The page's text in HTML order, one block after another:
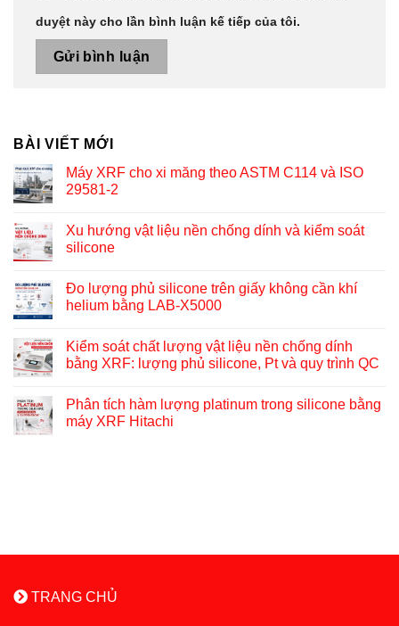
duyệt này cho lần bình luận kế tiếp của tôi.
BÀI VIẾT MỚI
Máy XRF cho xi măng theo ASTM C114 và ISO
29581-2
Xu hướng vật liệu nền chống dính và kiểm soát
silicone
Đo lượng phủ silicone trên giấy không cần khí
helium bằng LAB-X5000
Kiểm soát chất lượng vật liệu nền chống dính
bằng XRF: lượng phủ silicone, Pt và quy trình QC
Phân tích hàm lượng platinum trong silicone bằng
máy XRF Hitachi
TRANG CHỦ